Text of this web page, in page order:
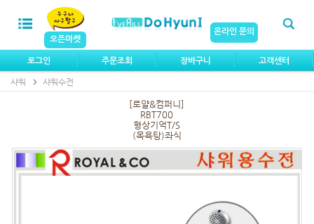
오픈마켓
온라인 문의
로그인 주문조회 장바구니 고객센터
샤워 샤워수전
[로얄&컴퍼니]
RBT700
형상기억T/S
(목욕탕)좌식